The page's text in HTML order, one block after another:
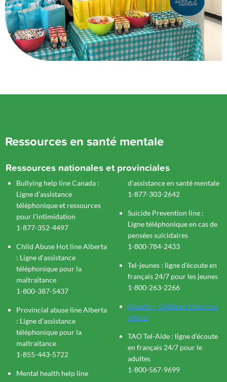
Ressources en santé mentale
Ressources nationales et provinciales
Bullying help line Canada :
Ligne d’assistance
téléphonique et ressources
pour l’intimidation
1-877-352-4497
Child Abuse Hot line Alberta
: Ligne d’assistance
téléphonique pour la
maltraitance
1-800-387-5437
Provincial abuse line Alberta
: Ligne d’assistance
téléphonique pour la
maltraitance
1-855-443-5722
Mental health help line
d’assistance en santé mentale
1-877-303-2642
Suicide Prevention line :
Ligne téléphonique en cas de
pensées suicidaires
1-800-784-2433
Tel-jeunes : ligne d’écoute en
français 24/7 pour les jeunes
1-800-263-2266
Alberta – Children’s Services
offices
TAO Tel-Aide : ligne d’écoute
en français 24/7 pour le
adultes
1-800-567-9699